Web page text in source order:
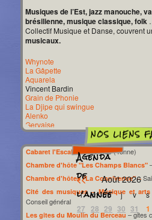
Musiques de l’Est, jazz manouche,
brésilienne, musique classique, folk
Collectif Musique et Danse, couvrent
musicaux.
Whynote
La Gâpette
Aquarela
Vincent Bardin
Grain de Phonie
La Djipe qui swingue
Alenko
Gervaise
Franck Lunion
Daniela Rada
Manouch’k
Les Chaussettes sauvages
Sylvain Meyniac
Groupe Shillelagh
Groupe Parissi
Groupe Viens Y Voir
Estelle Bacquaert
Groupe Mayflower
Cabaret l'Escale– Migennes (Yonne)
Chambre d'hôte "Les Champs Blancs"
Chambre d'hôtes "La Connivence" –
Cité des musiques – Musique et
Conseil général
Les gites du Moulin du Berceau – gites
Agenda
de
l’année
<< Août 2026
l m m j v s
27 28 29 30 31 1